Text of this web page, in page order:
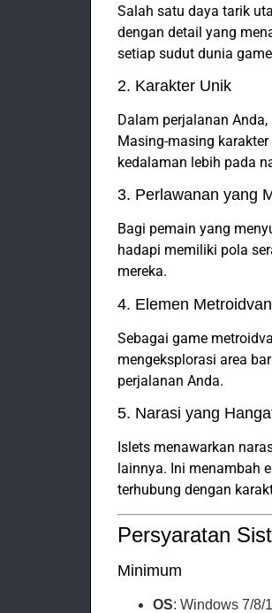
Salah satu daya tarik
dengan detail yang
setiap sudut dunia
2. Karakter Unik
Dalam perjalanan
Masing-masing
kedalaman lebih pada
3. Perlawanan yang
Bagi pemain yang
hadapi memiliki pola
mereka.
4. Elemen
Sebagai game
mengeksplorasi area
perjalanan Anda.
5. Narasi yang
Islets menawarkan
lainnya. Ini menambah
terhubung dengan
Persyaratan
Minimum
OS: Windows 7/8/